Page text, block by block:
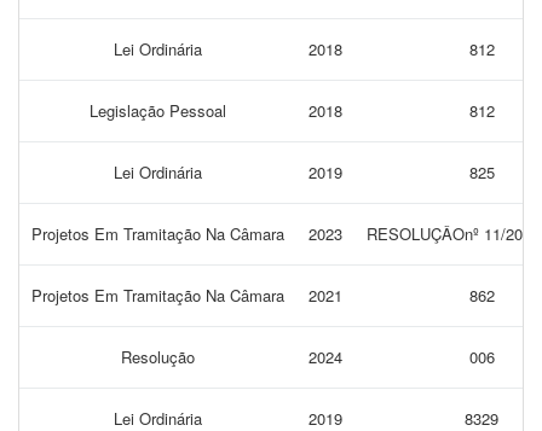
Lei Ordinária 2018 812
Legislação Pessoal 2018 812
Lei Ordinária 2019 825
Projetos Em Tramitação Na Câmara 2023 RESOLUÇÂOnº 11/
Projetos Em Tramitação Na Câmara 2021 862
Resolução 2024 006
Lei Ordinária 2019 8329